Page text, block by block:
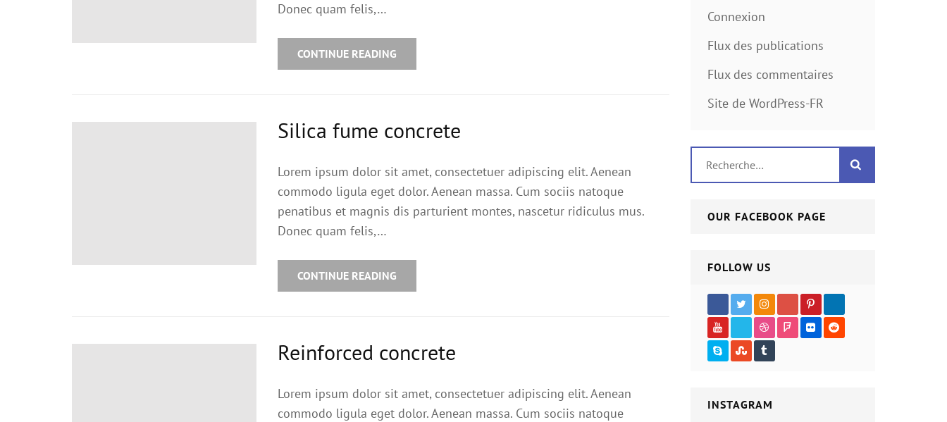
Donec quam felis,…
CONTINUE READING
Silica fume concrete
Lorem ipsum dolor sit amet, consectetuer adipiscing elit. Aenean
commodo ligula eget dolor. Aenean massa. Cum sociis natoque
penatibus et magnis dis parturient montes, nascetur ridiculus mus.
Donec quam felis,…
CONTINUE READING
Reinforced concrete
Lorem ipsum dolor sit amet, consectetuer adipiscing elit. Aenean
commodo ligula eget dolor. Aenean massa. Cum sociis natoque
Connexion
Flux des publications
Flux des commentaires
Site de WordPress-FR
OUR FACEBOOK PAGE
FOLLOW US
INSTAGRAM